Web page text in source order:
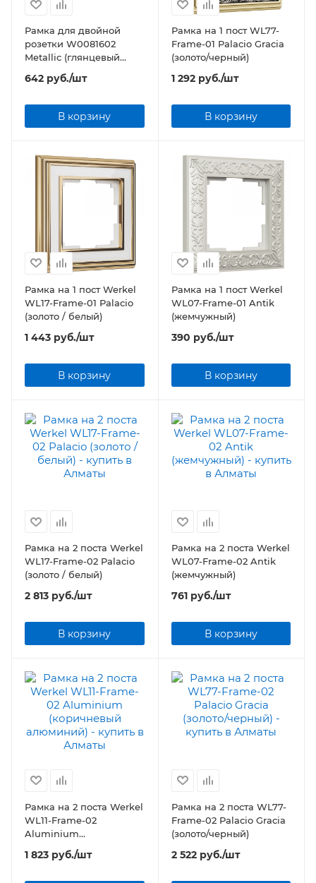
Рамка для двойной
розетки W0081602
Metallic (глянцевый
642 руб./шт
В корзину
Рамка на 1 пост WL77-
Frame-01 Palacio Gracia
(золото/черный)
1 292руб./шт
В корзину
Рамка на 1 пост Werkel
WL17-Frame-01 Palacio
(золото / белый)
1 443 руб./шт
В корзину
Рамка на 1 пост Werkel
WL07-Frame-01 Antik
(жемчужный)
390 руб./шт
В корзину
Рамка на 2 поста Werkel
WL17-Frame-02 Palacio
(золото / белый)
2 813 руб./шт
В корзину
Рамка на 2 поста Werkel
WL07-Frame-02 Antik
(жемчужный)
761руб./шт
В корзину
Рамка на 2 поста Werkel
WL11-Frame-02
Aluminium
(коричневый
алюминий)
1 823 руб./шт
Рамка на 2 поста WL77-
Frame-02 Palacio Gracia
(золото/черный)
2 522руб./шт